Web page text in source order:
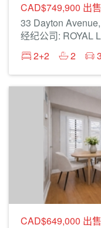
CAD$749,900 出售
33 Dayton
经纪公司: ROYAL
2+2
2
CAD$649,000 出售